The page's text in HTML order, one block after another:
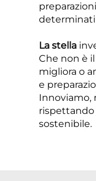
determinati
La stella
Che non è
migliora o
e
Innoviamo,
rispettando
sostenibile.